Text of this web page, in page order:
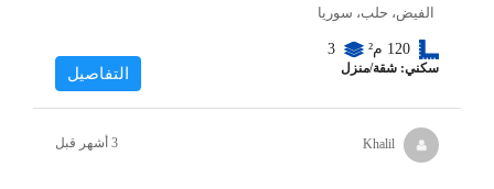
الفيض، حلب، سوريا
120 م² 3
سكني: شقة/منزل التفاصيل
Khalil